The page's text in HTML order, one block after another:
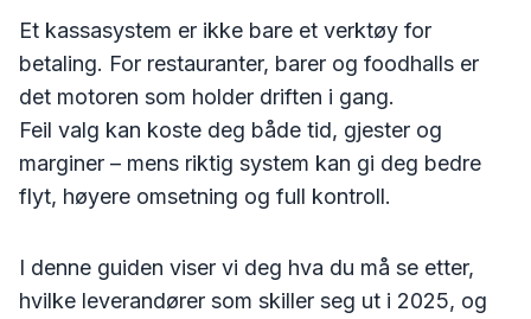
Et kassasystem er ikke bare et verktøy for
betaling. For restauranter, barer og foodhalls er
det motoren som holder driften i gang.
Feil valg kan koste deg både tid, gjester og
marginer – mens riktig system kan gi deg bedre
flyt, høyere omsetning og full kontroll.
I denne guiden viser vi deg hva du må se etter,
hvilke leverandører som skiller seg ut i 2025, og